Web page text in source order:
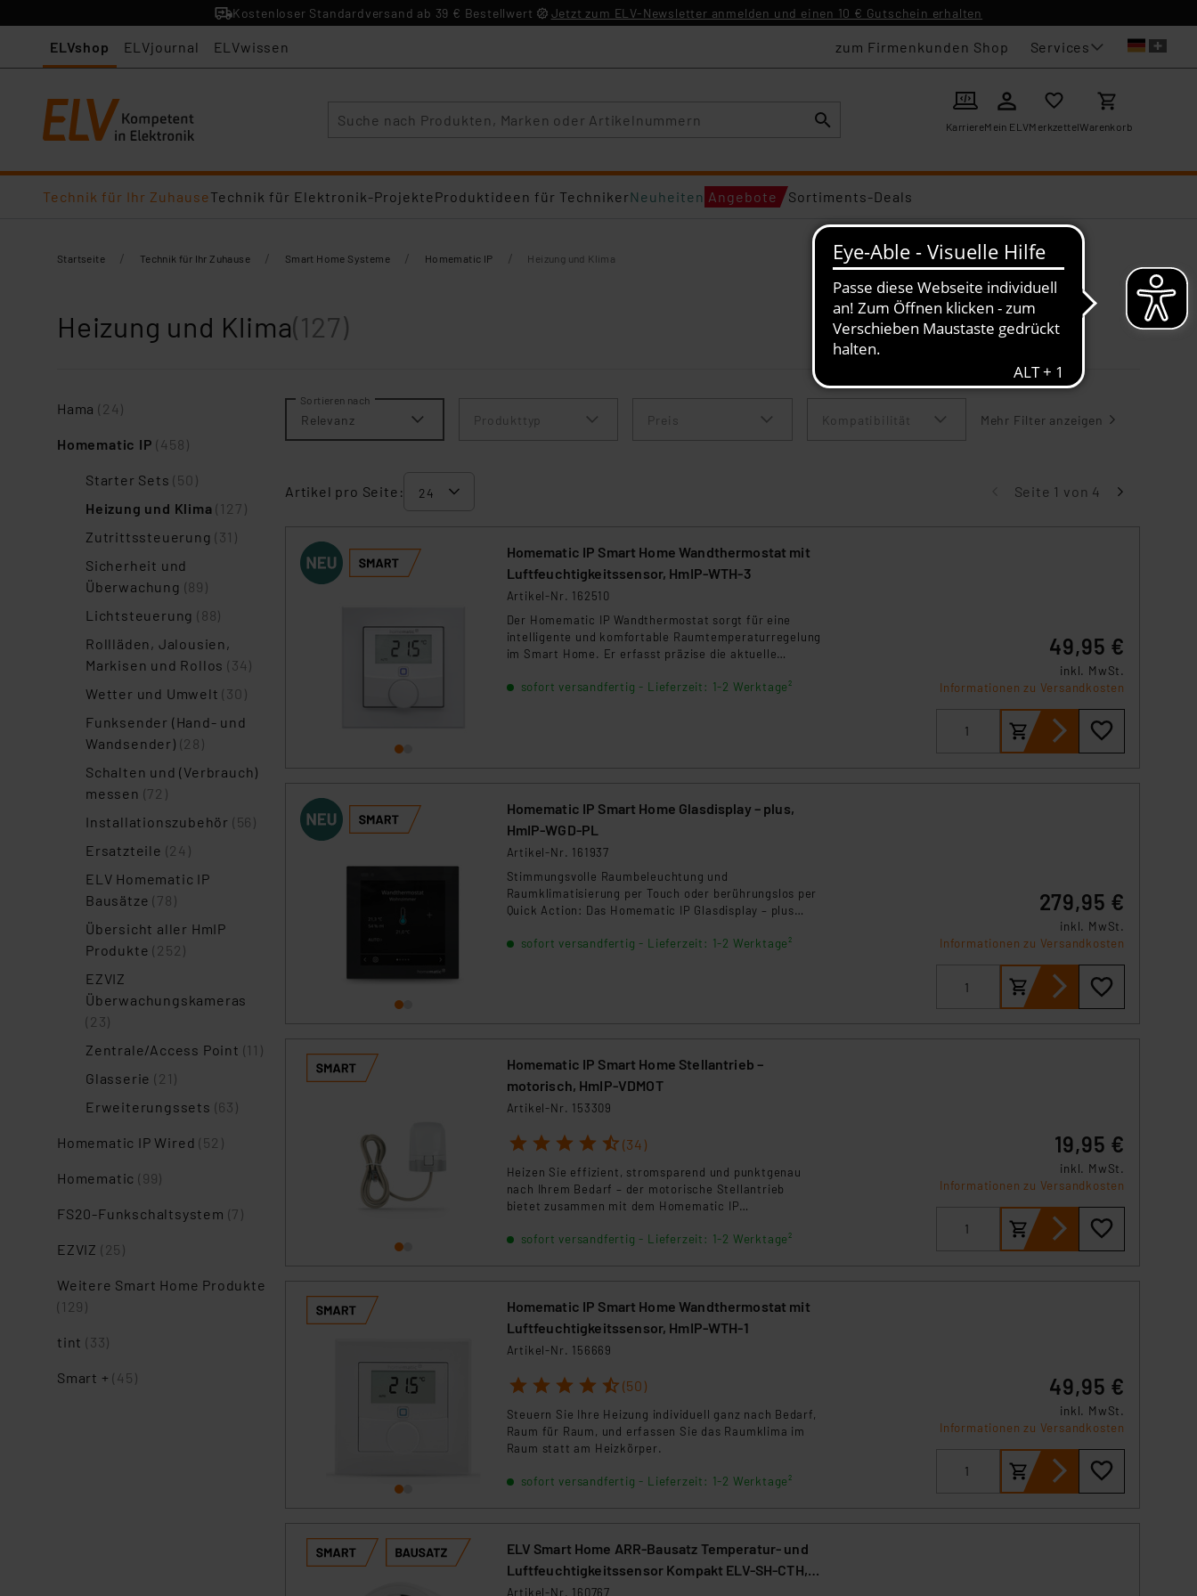
Kostenloser Standardversand ab 39 € Bestellwert Jetzt zum ELV-Newsletter anmelden und einen 10 € Gutschein erhalten
ELVshop ELVjournal ELVwissen zum Firmenkunden Shop Services
KarriereMein ELVMerkzettelWarenkorb
Technik für Ihr ZuhauseTechnik für Elektronik-ProjekteProduktideen für TechnikerNeuheiten Angebote Sortiments-Deals
Startseite / Technik für Ihr Zuhause / Smart Home Systeme / Homematic IP / Heizung und Klima
Heizung und Klima(127)
Hama (24)
Homematic IP(458)
Starter Sets(50)
Heizung und Klima(127)
Zutrittssteuerung(31)
Sicherheit und
Überwachung (89)
Lichtsteuerung(88)
Rollläden, Jalousien,
Markisen und Rollos(34)
Wetter und Umwelt(30)
Funksender (Hand- und
Wandsender) (28)
Schalten und (Verbrauch)
messen (72)
Installationszubehör (56)
Ersatzteile (24)
ELV Homematic IP
Bausätze(78)
Übersicht aller HmIP
Produkte(252)
EZVIZ
Überwachungskameras
(23)
Zentrale/Access Point (11)
Glasserie (21)
Erweiterungssets (63)
Homematic IP Wired(52)
Homematic(99)
FS20-Funkschaltsystem (7)
EZVIZ (25)
Weitere Smart Home Produkte
(129)
tint (33)
Smart +(45)
Sortieren nach
Relevanz Produkttyp Preis Kompatibilität Mehr Filter anzeigen
Artikel pro Seite: Seite 1 von 4
Homematic IP Smart Home Wandthermostat mit
Luftfeuchtigkeitssensor, HmIP-WTH-3
Artikel-Nr. 162510
Der Homematic IP Wandthermostat sorgt für eine
intelligente und komfortable Raumtemperaturregelung
im Smart Home. Er erfasst präzise die aktuelle
Innenräumen und steuert Heizsysteme automatisch
Blick im Blick behalten. Ideal für mehr Wohnkomfort,
Energieeffizienz und ein optimales Raumklima.
sofort versandfertig - Lieferzeit: 1-2 Werktage²
49,95 €
inkl. MwSt.
Informationen zu Versandkosten
Homematic IP Smart Home Glasdisplay – plus,
HmIP-WGD-PL
Artikel-Nr. 161937
Stimmungsvolle Raumbeleuchtung und
Raumklimatisierung per Touch oder berührungslos per
Quick Action: Das Homematic IP Glasdisplay – plus
Leuchten, Rollläden und Jalousien im ganzen Haus
sofort versandfertig - Lieferzeit: 1-2 Werktage²
279,95 €
inkl. MwSt.
Informationen zu Versandkosten
Homematic IP Smart Home Stellantrieb –
motorisch, HmIP-VDMOT
Artikel-Nr. 153309
1 2 3 4 5 (34)
Heizen Sie effizient, stromsparend und punktgenau
nach Ihrem Bedarf – der motorische Stellantrieb
bietet zusammen mit dem Homematic IP
besonders komfortable Regelung des Raumklimas.
sofort versandfertig - Lieferzeit: 1-2 Werktage²
19,95 €
inkl. MwSt.
Informationen zu Versandkosten
Homematic IP Smart Home Wandthermostat mit
Luftfeuchtigkeitssensor, HmIP-WTH-1
Artikel-Nr. 156669
1 2 3 4 5 (50)
Steuern Sie Ihre Heizung individuell ganz nach Bedarf,
Raum für Raum, und erfassen Sie das Raumklima im
Raum statt am Heizkörper.
sofort versandfertig - Lieferzeit: 1-2 Werktage²
49,95 €
inkl. MwSt.
Informationen zu Versandkosten
ELV Smart Home ARR-Bausatz Temperatur- und
Luftfeuchtigkeitssensor Kompakt ELV-SH-CTH,
powered by Homematic IP
Artikel-Nr. 160767